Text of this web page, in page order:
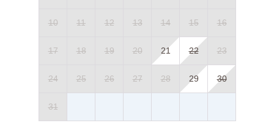
10 11 12 13 14 15 16
17 18 19 20 21 22 23
24 25 26 27 28 29 30
31